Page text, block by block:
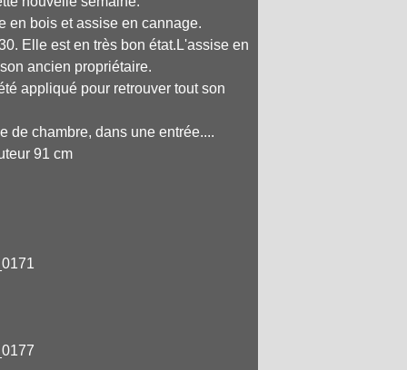
en bois et assise en cannage.
Elle est en très bon état.L'assise en
ancien propriétaire.
appliqué pour retrouver tout son
de chambre, dans une entrée....
91 cm